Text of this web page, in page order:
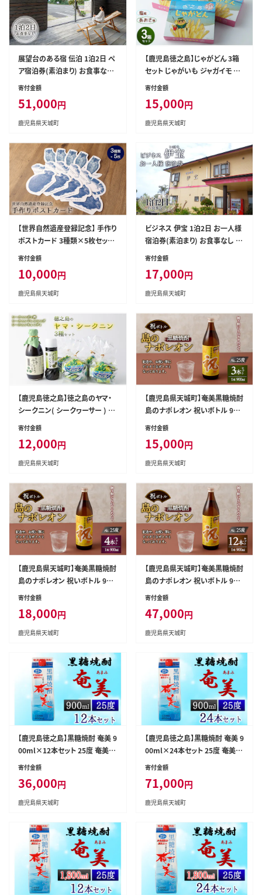
展望台のある宿 伝泊 1泊2日 ペ
ア宿泊券(素泊まり) お食事なし
1組2名様 徳之島 天城町
寄付金額
51,000円
鹿児島県天城町
【鹿児島徳之島】じゃがどん 3箱
セット じゃがいも ジャガイモ ス
ナック菓子 お菓子 おやつ AU-5-
寄付金額
15,000円
鹿児島県天城町
【世界自然遺産登録記念】 手作り
ポストカード 3種類×5枚セット
合計15枚 ボールペンアート 絵
葉書 ウサギ トカゲ フクロウ
寄付金額
10,000円
鹿児島県天城町
ビジネス 伊宝 1泊2日 お一人様
宿泊券(素泊まり) お食事なし 徳
之島 天城町 宿
寄付金額
17,000円
鹿児島県天城町
【鹿児島徳之島】徳之島のヤマ・
シークニン( シークヮーサー ) ポ
ン酢 ・ ドレッシング ・ キャンディ
寄付金額
12,000円
鹿児島県天城町
【鹿児島県天城町】奄美黒糖焼酎
島のナポレオン 祝いボトル 900
ml×3本セット 黒糖 焼酎 酒 記
寄付金額
15,000円
鹿児島県天城町
【鹿児島県天城町】奄美黒糖焼酎
島のナポレオン 祝いボトル 900
ml×4本セット 黒糖 焼酎 酒 記
寄付金額
18,000円
鹿児島県天城町
【鹿児島県天城町】奄美黒糖焼酎
島のナポレオン 祝いボトル 900
ml×12本ｾｯﾄ
寄付金額
47,000円
鹿児島県天城町
【鹿児島徳之島】黒糖焼酎 奄美 9
00ml×12本セット 25度 奄美酒
類 紙パック 計10.8L
寄付金額
36,000円
鹿児島県天城町
【鹿児島徳之島】黒糖焼酎 奄美 9
00ml×24本セット 25度 奄美酒
類 紙パック 計21.6L
寄付金額
71,000円
鹿児島県天城町